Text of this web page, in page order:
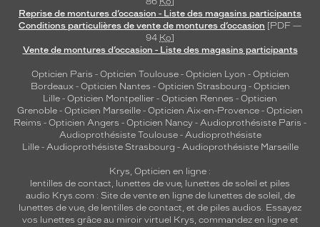
Reprise de montures d’occasion - Liste des magasins participants
Conditions particulières de vente de montures d’occasion [PDF —
94 Ko]
Vente de montures d’occasion - Liste des magasins participants
Opticien Paris - Opticien Toulouse- Opticien Lyon - Opticien
Bordeaux- Opticien Nantes - Opticien Strasbourg - Opticien
Lille - Opticien Montpellier - Opticien Rennes - Opticien
Grenoble - Opticien Marseille - Opticien Aix-en-Provence - Opticien
Reims - Opticien Angers - Opticien Nancy - Audioprothésiste Paris -
Audioprothésiste Toulouse- Audioprothésiste
Lille- Audioprothésiste Strasbourg - Audioprothésiste Marseille
Krys, Opticien en ligne :
lentilles de contact, lunettes de vue, lunettes de soleil et piles
audio Krys.com : Site de vente en ligne de lunettes de soleil, de
lunettes de vue, de lentilles de contact, et de piles audios. Essayez
vos lunettes grâce au miroir virtuel Krys, commandez en ligne et